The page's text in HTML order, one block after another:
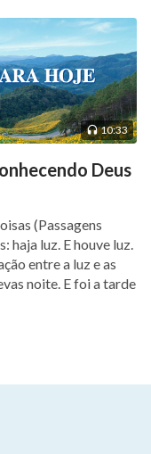
10:33
Deus
(Passagens
haja luz. E houve luz.
entre a luz e as
noite. E foi a tarde